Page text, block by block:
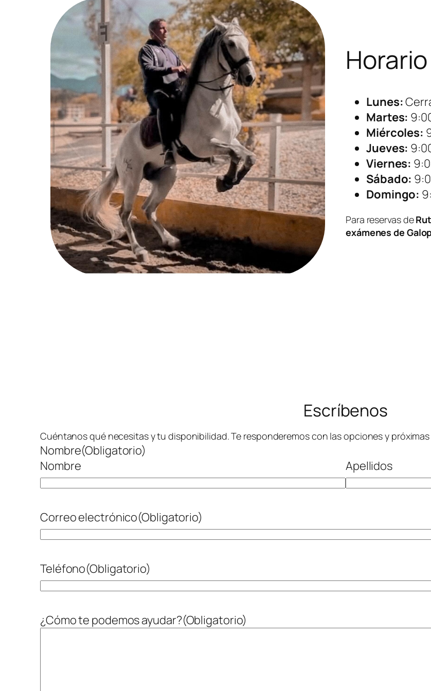
Lunes:
Martes:
Miércoles:
Jueves:
Viernes:
Sábado:
Domingo:
Para reservas de
exámenes de
Escríbenos
Cuéntanos qué necesitas y tu disponibilidad. Te responderemos con las opciones y
Nombre(Obligatorio)
Nombre
Apellidos
Correo electrónico(Obligatorio)
Teléfono(Obligatorio)
¿Cómo te podemos ayudar?(Obligatorio)